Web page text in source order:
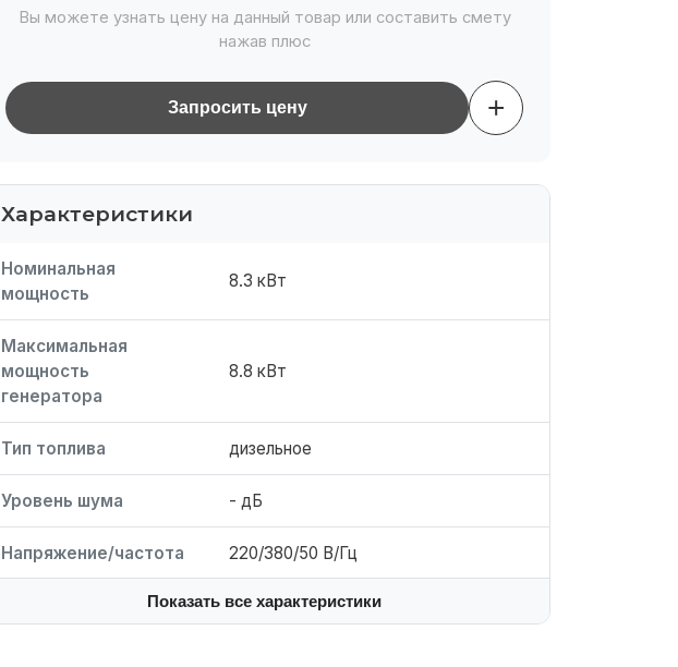
Вы можете узнать цену на данный товар или составить смету
нажав плюс
Запросить цену +
Характеристики
Номинальная
мощность
8.3 кВт
Максимальная
мощность
генератора
8.8 кВт
Тип топлива дизельное
Уровень шума - дБ
Напряжение/частота 220/380/50 В/Гц
Показать все характеристики